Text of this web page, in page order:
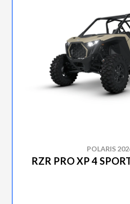
POLARIS
RZR PRO XP 4